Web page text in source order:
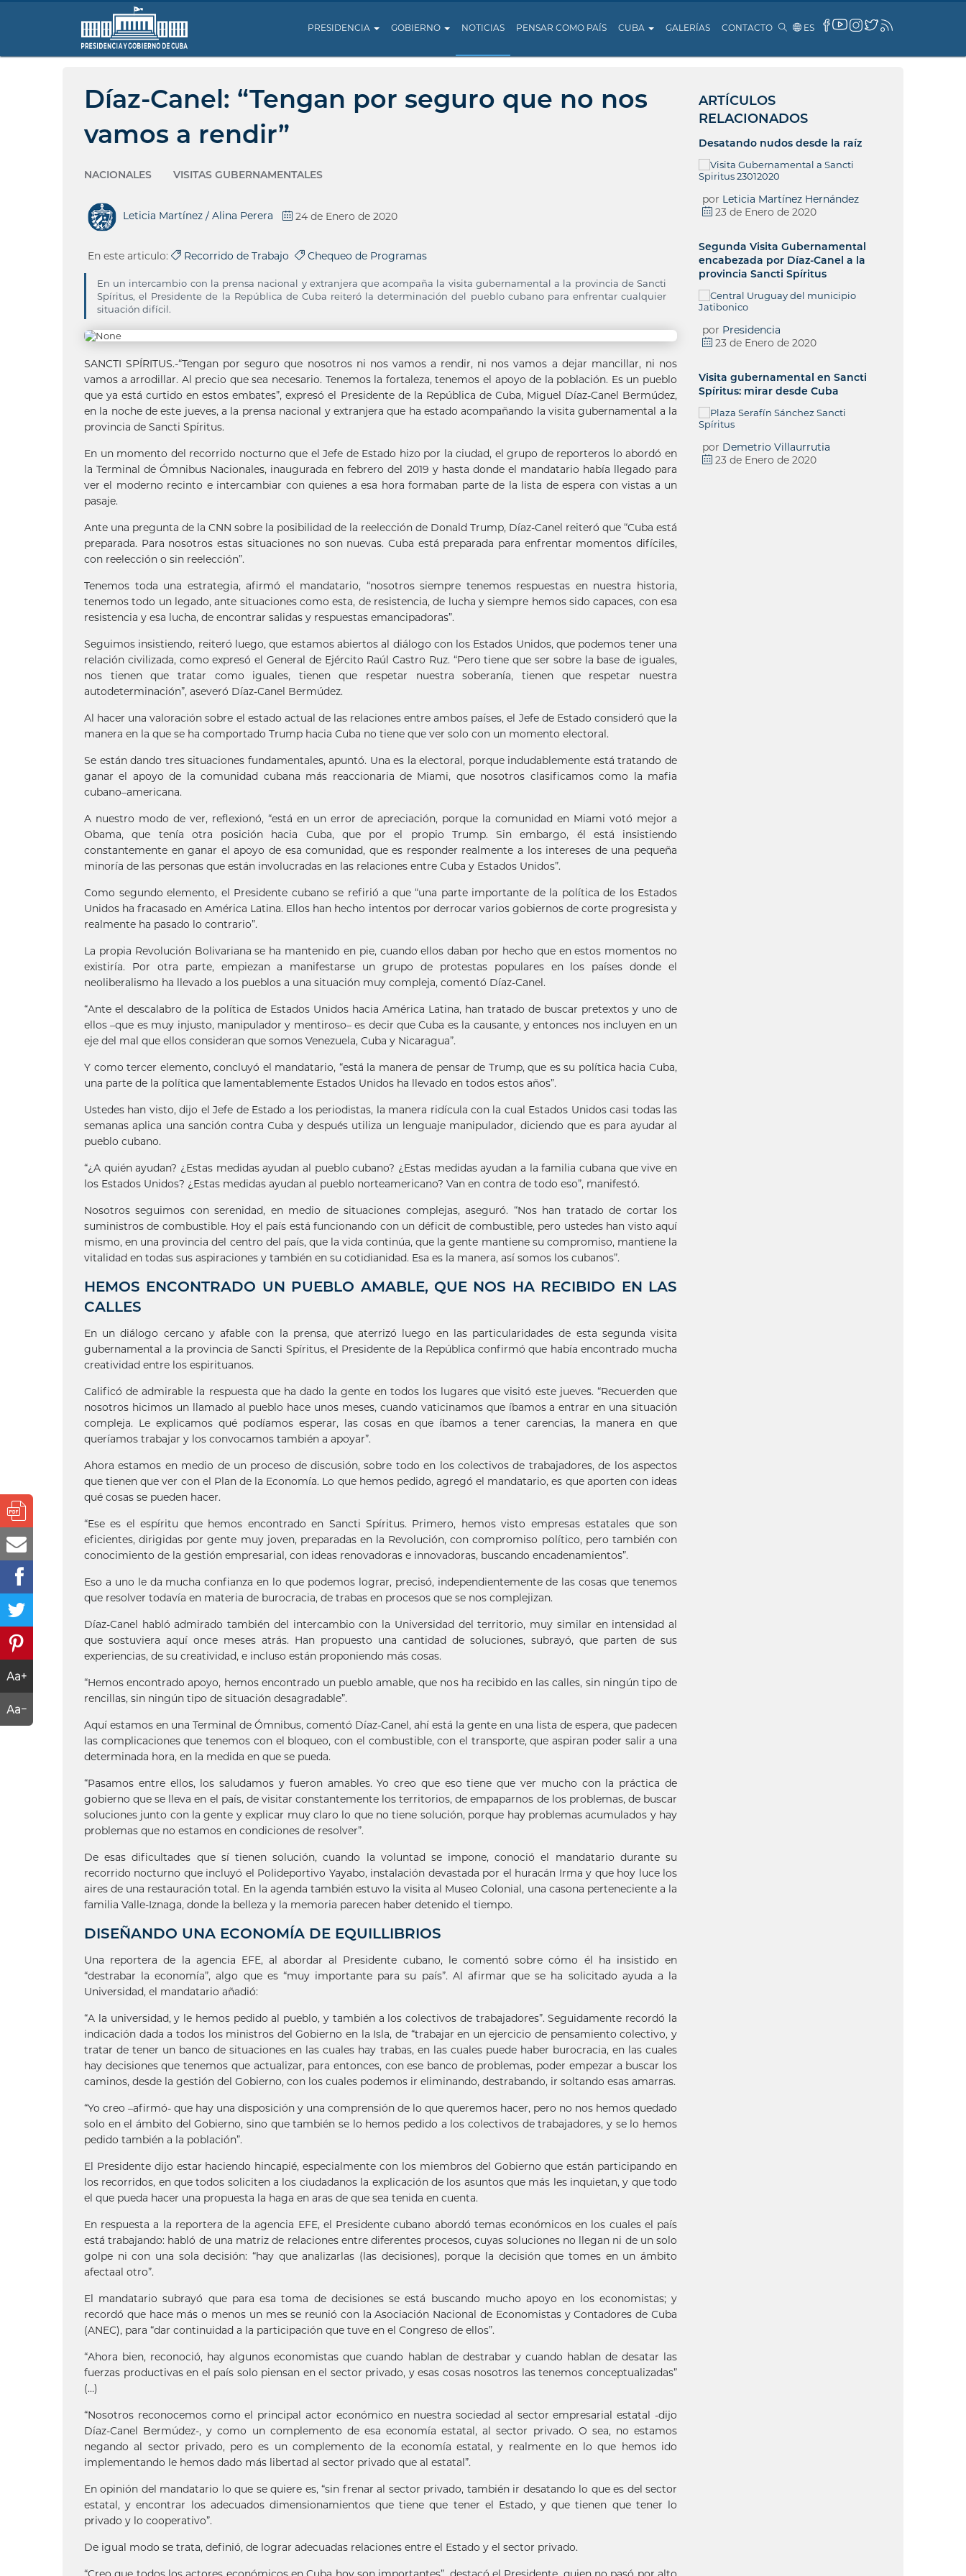
PRESIDENCIA GOBIERNO NOTICIAS PENSAR COMO PAÍS CUBA GALERÍAS CONTACTO ES
Díaz-Canel: “Tengan por seguro que no nos
vamos a rendir”
NACIONALES VISITAS GUBERNAMENTALES
Leticia Martínez / Alina Perera 24 de Enero de 2020
En este articulo: Recorrido de Trabajo Chequeo de Programas
En un intercambio con la prensa nacional y extranjera que acompaña la visita gubernamental a la provincia de Sancti
Spíritus, el Presidente de la República de Cuba reiteró la determinación del pueblo cubano para enfrentar cualquier
situación difícil.
SANCTI SPÍRITUS.-“Tengan por seguro que nosotros ni nos vamos a rendir, ni nos vamos a dejar mancillar, ni nos
vamos a arrodillar. Al precio que sea necesario. Tenemos la fortaleza, tenemos el apoyo de la población. Es un pueblo
que ya está curtido en estos embates”, expresó el Presidente de la República de Cuba, Miguel Díaz-Canel Bermúdez,
en la noche de este jueves, a la prensa nacional y extranjera que ha estado acompañando la visita gubernamental a la
provincia de Sancti Spíritus.
En un momento del recorrido nocturno que el Jefe de Estado hizo por la ciudad, el grupo de reporteros lo abordó en
la Terminal de Ómnibus Nacionales, inaugurada en febrero del 2019 y hasta donde el mandatario había llegado para
ver el moderno recinto e intercambiar con quienes a esa hora formaban parte de la lista de espera con vistas a un
pasaje.
Ante una pregunta de la CNN sobre la posibilidad de la reelección de Donald Trump, Díaz-Canel reiteró que “Cuba está
preparada. Para nosotros estas situaciones no son nuevas. Cuba está preparada para enfrentar momentos difíciles,
con reelección o sin reelección”.
Tenemos toda una estrategia, afirmó el mandatario, “nosotros siempre tenemos respuestas en nuestra historia,
tenemos todo un legado, ante situaciones como esta, de resistencia, de lucha y siempre hemos sido capaces, con esa
resistencia y esa lucha, de encontrar salidas y respuestas emancipadoras”.
Seguimos insistiendo, reiteró luego, que estamos abiertos al diálogo con los Estados Unidos, que podemos tener una
relación civilizada, como expresó el General de Ejército Raúl Castro Ruz. “Pero tiene que ser sobre la base de iguales,
nos tienen que tratar como iguales, tienen que respetar nuestra soberanía, tienen que respetar nuestra
autodeterminación”, aseveró Díaz-Canel Bermúdez.
Al hacer una valoración sobre el estado actual de las relaciones entre ambos países, el Jefe de Estado consideró que la
manera en la que se ha comportado Trump hacia Cuba no tiene que ver solo con un momento electoral.
Se están dando tres situaciones fundamentales, apuntó. Una es la electoral, porque indudablemente está tratando de
ganar el apoyo de la comunidad cubana más reaccionaria de Miami, que nosotros clasificamos como la mafia
cubano–americana.
A nuestro modo de ver, reflexionó, “está en un error de apreciación, porque la comunidad en Miami votó mejor a
Obama, que tenía otra posición hacia Cuba, que por el propio Trump. Sin embargo, él está insistiendo
constantemente en ganar el apoyo de esa comunidad, que es responder realmente a los intereses de una pequeña
minoría de las personas que están involucradas en las relaciones entre Cuba y Estados Unidos”.
Como segundo elemento, el Presidente cubano se refirió a que “una parte importante de la política de los Estados
Unidos ha fracasado en América Latina. Ellos han hecho intentos por derrocar varios gobiernos de corte progresista y
realmente ha pasado lo contrario”.
La propia Revolución Bolivariana se ha mantenido en pie, cuando ellos daban por hecho que en estos momentos no
existiría. Por otra parte, empiezan a manifestarse un grupo de protestas populares en los países donde el
neoliberalismo ha llevado a los pueblos a una situación muy compleja, comentó Díaz-Canel.
“Ante el descalabro de la política de Estados Unidos hacia América Latina, han tratado de buscar pretextos y uno de
ellos –que es muy injusto, manipulador y mentiroso– es decir que Cuba es la causante, y entonces nos incluyen en un
eje del mal que ellos consideran que somos Venezuela, Cuba y Nicaragua”.
Y como tercer elemento, concluyó el mandatario, “está la manera de pensar de Trump, que es su política hacia Cuba,
una parte de la política que lamentablemente Estados Unidos ha llevado en todos estos años”.
Ustedes han visto, dijo el Jefe de Estado a los periodistas, la manera ridícula con la cual Estados Unidos casi todas las
semanas aplica una sanción contra Cuba y después utiliza un lenguaje manipulador, diciendo que es para ayudar al
pueblo cubano.
“¿A quién ayudan? ¿Estas medidas ayudan al pueblo cubano? ¿Estas medidas ayudan a la familia cubana que vive en
los Estados Unidos? ¿Estas medidas ayudan al pueblo norteamericano? Van en contra de todo eso”, manifestó.
Nosotros seguimos con serenidad, en medio de situaciones complejas, aseguró. “Nos han tratado de cortar los
suministros de combustible. Hoy el país está funcionando con un déficit de combustible, pero ustedes han visto aquí
mismo, en una provincia del centro del país, que la vida continúa, que la gente mantiene su compromiso, mantiene la
vitalidad en todas sus aspiraciones y también en su cotidianidad. Esa es la manera, así somos los cubanos”.
HEMOS ENCONTRADO UN PUEBLO AMABLE, QUE NOS HA RECIBIDO EN LAS
CALLES
En un diálogo cercano y afable con la prensa, que aterrizó luego en las particularidades de esta segunda visita
gubernamental a la provincia de Sancti Spíritus, el Presidente de la República confirmó que había encontrado mucha
creatividad entre los espirituanos.
Calificó de admirable la respuesta que ha dado la gente en todos los lugares que visitó este jueves. “Recuerden que
nosotros hicimos un llamado al pueblo hace unos meses, cuando vaticinamos que íbamos a entrar en una situación
compleja. Le explicamos qué podíamos esperar, las cosas en que íbamos a tener carencias, la manera en que
queríamos trabajar y los convocamos también a apoyar”.
Ahora estamos en medio de un proceso de discusión, sobre todo en los colectivos de trabajadores, de los aspectos
que tienen que ver con el Plan de la Economía. Lo que hemos pedido, agregó el mandatario, es que aporten con ideas
qué cosas se pueden hacer.
“Ese es el espíritu que hemos encontrado en Sancti Spíritus. Primero, hemos visto empresas estatales que son
eficientes, dirigidas por gente muy joven, preparadas en la Revolución, con compromiso político, pero también con
conocimiento de la gestión empresarial, con ideas renovadoras e innovadoras, buscando encadenamientos”.
Eso a uno le da mucha confianza en lo que podemos lograr, precisó, independientemente de las cosas que tenemos
que resolver todavía en materia de burocracia, de trabas en procesos que se nos complejizan.
Díaz-Canel habló admirado también del intercambio con la Universidad del territorio, muy similar en intensidad al
que sostuviera aquí once meses atrás. Han propuesto una cantidad de soluciones, subrayó, que parten de sus
experiencias, de su creatividad, e incluso están proponiendo más cosas.
“Hemos encontrado apoyo, hemos encontrado un pueblo amable, que nos ha recibido en las calles, sin ningún tipo de
rencillas, sin ningún tipo de situación desagradable”.
Aquí estamos en una Terminal de Ómnibus, comentó Díaz-Canel, ahí está la gente en una lista de espera, que padecen
las complicaciones que tenemos con el bloqueo, con el combustible, con el transporte, que aspiran poder salir a una
determinada hora, en la medida en que se pueda.
“Pasamos entre ellos, los saludamos y fueron amables. Yo creo que eso tiene que ver mucho con la práctica de
gobierno que se lleva en el país, de visitar constantemente los territorios, de empaparnos de los problemas, de buscar
soluciones junto con la gente y explicar muy claro lo que no tiene solución, porque hay problemas acumulados y hay
problemas que no estamos en condiciones de resolver”.
De esas dificultades que sí tienen solución, cuando la voluntad se impone, conoció el mandatario durante su
recorrido nocturno que incluyó el Polideportivo Yayabo, instalación devastada por el huracán Irma y que hoy luce los
aires de una restauración total. En la agenda también estuvo la visita al Museo Colonial, una casona perteneciente a la
familia Valle-Iznaga, donde la belleza y la memoria parecen haber detenido el tiempo.
DISEÑANDO UNA ECONOMÍA DE EQUILLIBRIOS
Una reportera de la agencia EFE, al abordar al Presidente cubano, le comentó sobre cómo él ha insistido en
“destrabar la economía”, algo que es “muy importante para su país”. Al afirmar que se ha solicitado ayuda a la
Universidad, el mandatario añadió:
“A la universidad, y le hemos pedido al pueblo, y también a los colectivos de trabajadores”. Seguidamente recordó la
indicación dada a todos los ministros del Gobierno en la Isla, de “trabajar en un ejercicio de pensamiento colectivo, y
tratar de tener un banco de situaciones en las cuales hay trabas, en las cuales puede haber burocracia, en las cuales
hay decisiones que tenemos que actualizar, para entonces, con ese banco de problemas, poder empezar a buscar los
caminos, desde la gestión del Gobierno, con los cuales podemos ir eliminando, destrabando, ir soltando esas amarras.
“Yo creo –afirmó- que hay una disposición y una comprensión de lo que queremos hacer, pero no nos hemos quedado
solo en el ámbito del Gobierno, sino que también se lo hemos pedido a los colectivos de trabajadores, y se lo hemos
pedido también a la población”.
El Presidente dijo estar haciendo hincapié, especialmente con los miembros del Gobierno que están participando en
los recorridos, en que todos soliciten a los ciudadanos la explicación de los asuntos que más les inquietan, y que todo
el que pueda hacer una propuesta la haga en aras de que sea tenida en cuenta.
En respuesta a la reportera de la agencia EFE, el Presidente cubano abordó temas económicos en los cuales el país
está trabajando: habló de una matriz de relaciones entre diferentes procesos, cuyas soluciones no llegan ni de un solo
golpe ni con una sola decisión: “hay que analizarlas (las decisiones), porque la decisión que tomes en un ámbito
afectaal otro”.
El mandatario subrayó que para esa toma de decisiones se está buscando mucho apoyo en los economistas; y
recordó que hace más o menos un mes se reunió con la Asociación Nacional de Economistas y Contadores de Cuba
(ANEC), para “dar continuidad a la participación que tuve en el Congreso de ellos”.
“Ahora bien, reconoció, hay algunos economistas que cuando hablan de destrabar y cuando hablan de desatar las
fuerzas productivas en el país solo piensan en el sector privado, y esas cosas nosotros las tenemos conceptualizadas”
(…)
“Nosotros reconocemos como el principal actor económico en nuestra sociedad al sector empresarial estatal -dijo
Díaz-Canel Bermúdez-, y como un complemento de esa economía estatal, al sector privado. O sea, no estamos
negando al sector privado, pero es un complemento de la economía estatal, y realmente en lo que hemos ido
implementando le hemos dado más libertad al sector privado que al estatal”.
En opinión del mandatario lo que se quiere es, “sin frenar al sector privado, también ir desatando lo que es del sector
estatal, y encontrar los adecuados dimensionamientos que tiene que tener el Estado, y que tienen que tener lo
privado y lo cooperativo”.
De igual modo se trata, definió, de lograr adecuadas relaciones entre el Estado y el sector privado.
ARTÍCULOS
RELACIONADOS
Desatando nudos desde la raíz
por Leticia Martínez Hernández
23 de Enero de 2020
Segunda Visita Gubernamental
encabezada por Díaz-Canel a la
provincia Sancti Spíritus
por Presidencia
23 de Enero de 2020
Visita gubernamental en Sancti
Spíritus: mirar desde Cuba
por Demetrio Villaurrutia
23 de Enero de 2020